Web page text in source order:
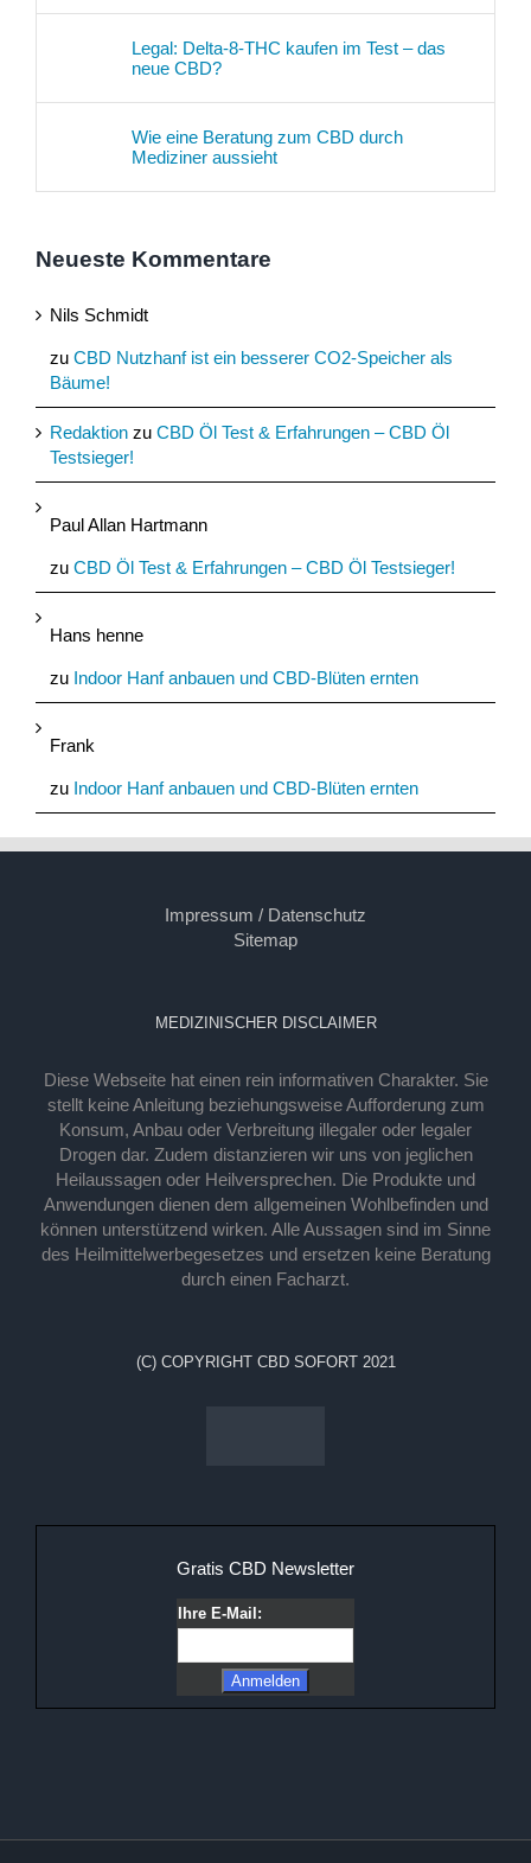
Legal: Delta-8-THC kaufen im Test – das
neue CBD?
Wie eine Beratung zum CBD durch
Mediziner aussieht
Neueste Kommentare
Nils Schmidt
zu CBD Nutzhanf ist ein besserer CO2-Speicher als
Bäume!
Redaktion zu CBD Öl Test & Erfahrungen – CBD Öl
Testsieger!
Paul Allan Hartmann
zu CBD Öl Test & Erfahrungen – CBD Öl Testsieger!
Hans henne
zu Indoor Hanf anbauen und CBD-Blüten ernten
Frank
zu Indoor Hanf anbauen und CBD-Blüten ernten
Impressum / Datenschutz
Sitemap
MEDIZINISCHER DISCLAIMER
Diese Webseite hat einen rein informativen Charakter. Sie
stellt keine Anleitung beziehungsweise Aufforderung zum
Konsum, Anbau oder Verbreitung illegaler oder legaler
Drogen dar. Zudem distanzieren wir uns von jeglichen
Heilaussagen oder Heilversprechen. Die Produkte und
Anwendungen dienen dem allgemeinen Wohlbefinden und
können unterstützend wirken. Alle Aussagen sind im Sinne
des Heilmittelwerbegesetzes und ersetzen keine Beratung
durch einen Facharzt.
(C) COPYRIGHT CBD SOFORT 2021
Gratis CBD Newsletter
Ihre E-Mail: